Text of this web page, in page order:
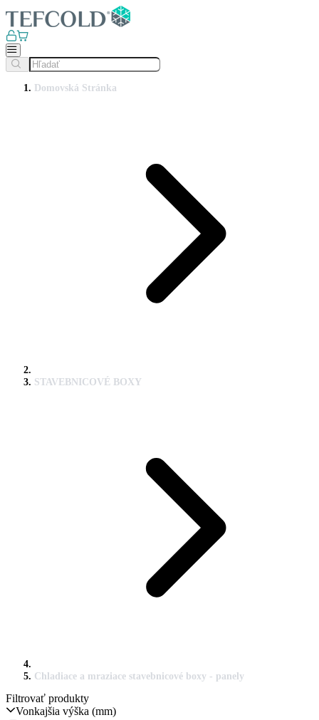
Domovská Stránka
STAVEBNICOVÉ BOXY
Chladiace a mraziace stavebnicové boxy - panely
Filtrovať produkty
Vonkajšia výška (mm)